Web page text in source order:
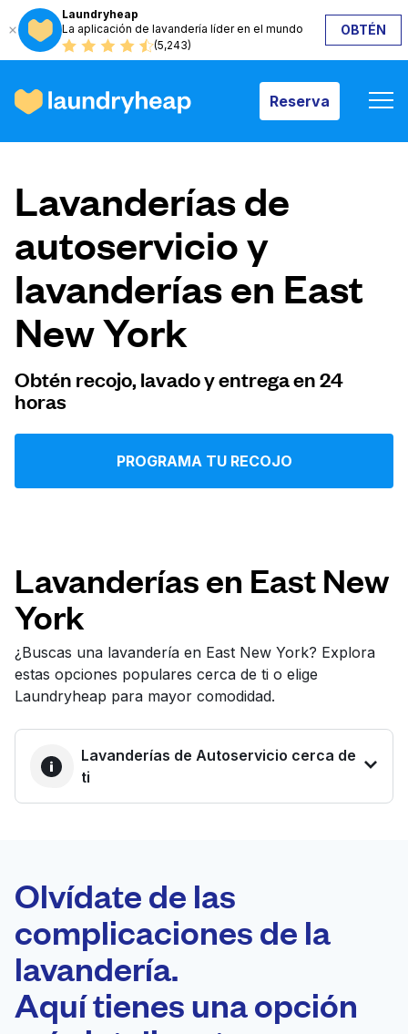
Laundryheap
La aplicación de lavandería líder en el mundo
(5,243)
OBTÉN
Reserva
Reserva
Cómo funciona
Precios y servicios
Quiénes somos
Iniciar sesión
Síguenos en
Lavanderías de
autoservicio y
lavanderías en East
New York
Obtén recojo, lavado y entrega en 24
horas
PROGRAMA TU RECOJO
Lavanderías en East New
York
¿Buscas una lavandería en East New York? Explora
estas opciones populares cerca de ti o elige
Laundryheap para mayor comodidad.
Lavanderías de Autoservicio cerca de
ti
Laundryheap.com
Programa tu recogida
0 min
Recojo y entrega
Abierto 24/7
Olvídate de las
complicaciones de la
lavandería.
Aquí tienes una opción